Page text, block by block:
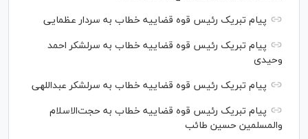
پیام تبریک رئیس قوه قضاییه خطاب به سردار عظمایی
پیام تبریک رئیس قوه قضاییه خطاب به سرلشکر احمد
وحیدی
پیام تبریک رئیس قوه قضاییه خطاب به سرلشکر عبداللهی
پیام تبریک رئیس قوه قضاییه خطاب به حجت‌الاسلام
والمسلمین حسین طائب